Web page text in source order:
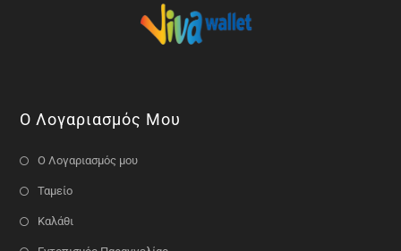
Ο Λογαριασμός Μου
Ο Λογαριασμός μου
Ταμείο
Καλάθι